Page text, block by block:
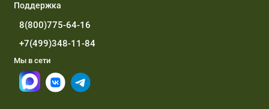
Поддержка
8(800)775-64-16
+7(499)348-11-84
Мы в сети